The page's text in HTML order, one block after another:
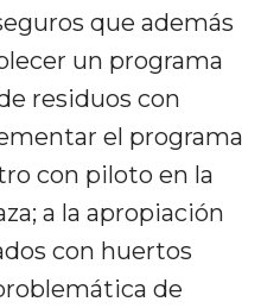
que además
un programa
residuos con
el programa
con piloto en la
a la apropiación
con huertos
de